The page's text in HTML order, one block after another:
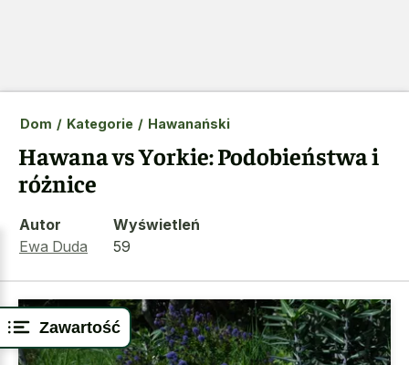
Zawartość
Dom / Kategorie / Hawanański
Hawana vs Yorkie: Podobieństwa i
różnice
Autor
Ewa Duda
Wyświetleń
59